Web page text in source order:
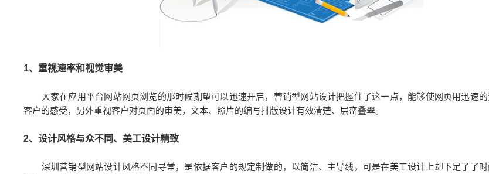
1、重视速率和视觉审美
大家在应用平台网站网页浏览的那时候期望可以迅速开启，营销型网站设计把握住了这一点，能够使网页用迅速的
客户的感受，另外重视客户对页面的审美，文本、照片的编写排版设计有效清楚、层峦叠翠。
2、设计风格与众不同、美工设计精致
深圳营销型网站设计风格不同寻常，是依据客户的规定制做的，以简洁、主导线，可是在美工设计上却下足了了